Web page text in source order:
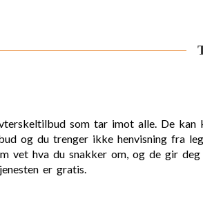
som tar imot alle. De kan
og du trenger ikke henvisning fra
vet hva du snakker om, og de gir
er gratis.